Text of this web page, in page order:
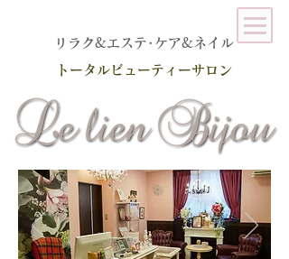
​リラク&エステ･ケア&ネイル
トータルビューティーサロン